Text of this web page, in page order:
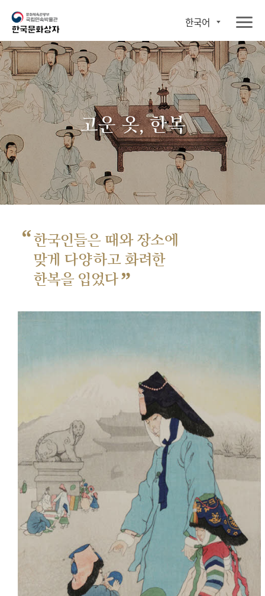
한국어
고운 옷, 한복
“한국인들은 때와 장소에
맞게 다양하고 화려한
한복을 입었다”